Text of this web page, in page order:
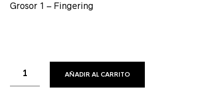
Grosor 1 – Fingering
AÑADIR AL CARRITO